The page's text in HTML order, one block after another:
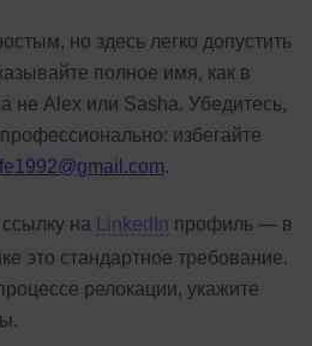
но здесь легко допустить
полное имя, как в
не Alex или Sasha. Убедитесь,
избегайте
.
на LinkedIn профиль — в
это стандартное требование.
релокации, укажите